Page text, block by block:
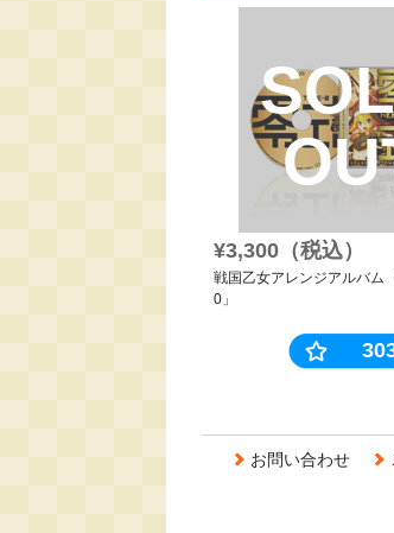
¥3,300（税込）
戦国乙女アレンジアルバム
0」
お問い合わせ